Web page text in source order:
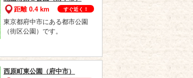
距離 0.4 km
すぐ近く！
東京都府中市にある都市公園
（街区公園）です。
西原町東公園（府中市）